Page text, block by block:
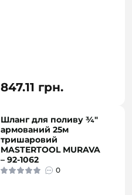
847.11 грн.
Шланг для поливу ¾"
армований 25м
тришаровий
MASTERTOOL MURAVA
– 92-1062
0